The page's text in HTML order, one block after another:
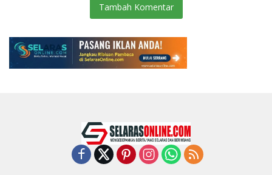
Tambah Komentar